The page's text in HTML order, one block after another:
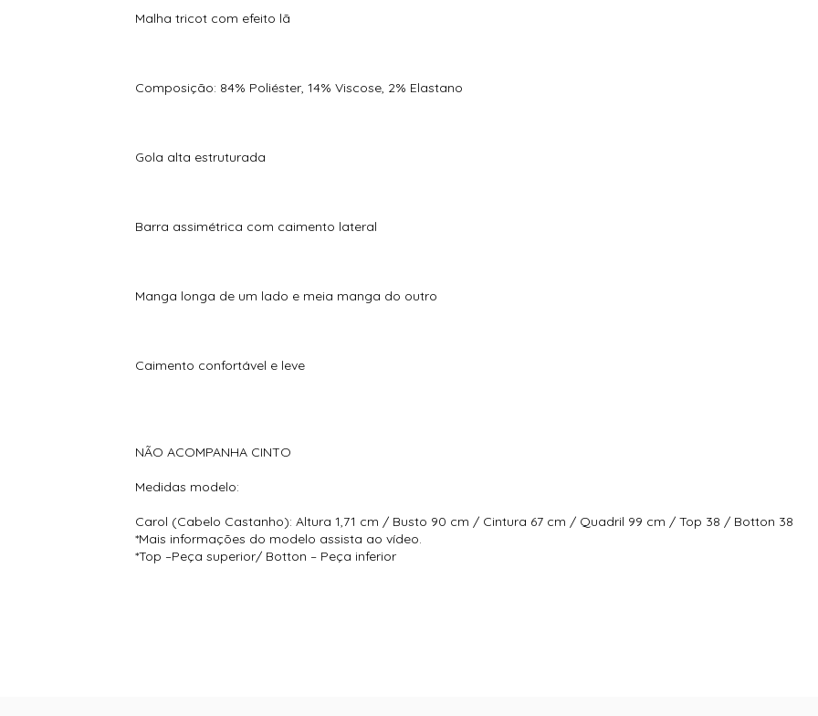
Malha tricot com efeito lã
Composição: 84% Poliéster, 14% Viscose, 2% Elastano
Gola alta estruturada
Barra assimétrica com caimento lateral
Manga longa de um lado e meia manga do outro
Caimento confortável e leve
NÃO ACOMPANHA CINTO
Medidas modelo:
Carol (Cabelo Castanho): Altura 1,71 cm / Busto 90 cm / Cintura 67 cm / Quadril 99 cm / Top 38 / Botton 38
*Mais informações do modelo assista ao vídeo.
*Top –Peça superior/ Botton – Peça inferior